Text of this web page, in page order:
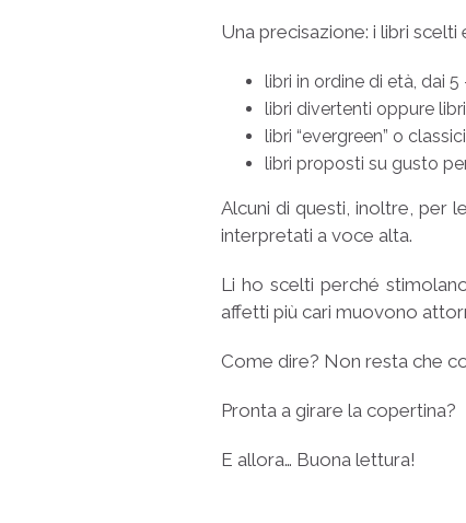
Una precisazione: i libri
libri in ordine di età, dai 5
libri divertenti oppure
libri “evergreen” o
libri proposti su gusto
Alcuni di questi, inoltre, per
interpretati a voce alta.
Li ho scelti perché
affetti più cari muovono
Come dire? Non resta che
Pronta a girare la copertina?
E allora… Buona lettura!